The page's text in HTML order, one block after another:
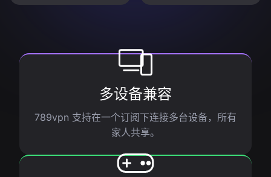
多设备兼容
789vpn 支持在一个订阅下连接多台设备，所有
家人共享。